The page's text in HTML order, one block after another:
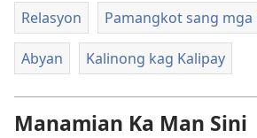
Relasyon Pamangkot sang mga
Abyan Kalinong kag Kalipay
Manamian Ka Man Sini